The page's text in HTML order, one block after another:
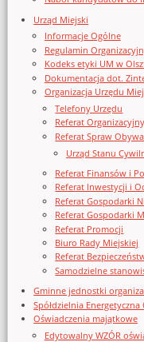
Urząd Miejski
Informacje Ogólne
Regulamin
Kodeks etyki UM w
Dokumentacja dot.
Organizacja Urzędu
Telefony Urzędu
Referat Organizacyjny
Referat Spraw
Urząd Stanu
Referat Finansów i
Referat Inwestycji i
Referat Gospodarki
Referat Gospodarki
Referat Promocji
Biuro Rady Miejskiej
Referat
Samodzielne
Gminne jednostki
Spółdzielnia
Oświadczenia majątkowe
Edytowalny WZÓR